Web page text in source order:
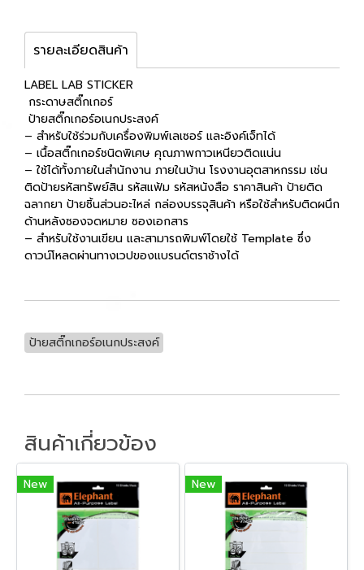
รายละเอียดสินค้า
LABEL LAB STICKER
กระดาษสติ๊กเกอร์
ป้ายสติ๊กเกอร์อเนกประสงค์
– สำหรับใช้ร่วมกับเครื่องพิมพ์เลเซอร์ และอิงค์เจ็ทได้
– เนื้อสติ๊กเกอร์ชนิดพิเศษ คุณภาพกาวเหนียวติดแน่น
– ใช้ได้ทั้งภายในสำนักงาน ภายในบ้าน โรงงานอุตสาหกรรม เช่น
ติดป้ายรหัสทรัพย์สิน รหัสแฟ้ม รหัสหนังสือ ราคาสินค้า ป้ายติด
ฉลากยา ป้ายชิ้นส่วนอะไหล่ กล่องบรรจุสินค้า หรือใช้สำหรับติดผนึก
ด้านหลังซองจดหมาย ซองเอกสาร
– สำหรับใช้งานเขียน และสามารถพิมพ์โดยใช้ Template ซึ่ง
ดาวน์โหลดผ่านทางเวปของแบรนด์ตราช้างได้
ป้ายสติ๊กเกอร์อเนกประสงค์
สินค้าเกี่ยวข้อง
New New